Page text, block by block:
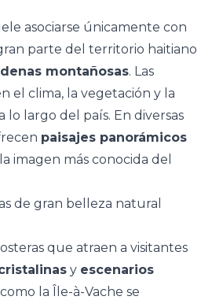
asociarse únicamente con
parte del territorio haitiano
montañosas. Las
el clima, la vegetación y la
lo largo del país. En diversas
paisajes panorámicos
imagen más conocida del
de gran belleza natural
que atraen a visitantes
y escenarios
la Île-à-Vache se